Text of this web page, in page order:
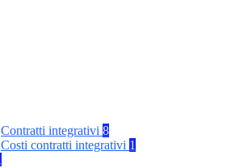
Contratti integrativi 8
Costi contratti integrativi 1